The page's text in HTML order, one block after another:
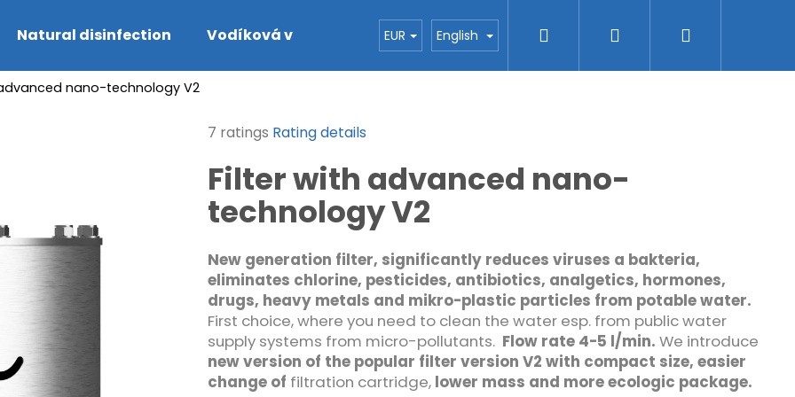
Natural disinfection Vodíková voda Detectors Blog H2O nanotec company
EUR English Search
nano-technology V2
The
product
rating
is
4,7
of
5
stars.
7 ratings Rating details
Filter with advanced nano-
technology V2
New generation filter, significantly reduces viruses a bakteria,
eliminates chlorine, pesticides, antibiotics, analgetics, hormones,
drugs, heavy metals and mikro-plastic particles from potable water.
First choice, where you need to clean the water esp. from public water
supply systems from micro-pollutants. Flow rate 4-5 l/min. We introduce
new version of the popular filter version V2 with compact size, easier
change of filtration cartridge, lower mass and more ecologic package.
are you looking for?
SEARCH
We recommend